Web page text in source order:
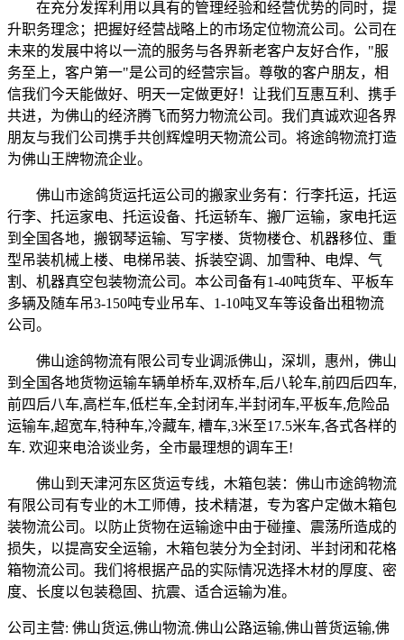
在充分发挥利用以具有的管理经验和经营优势的同时，提
升职务理念；把握好经营战略上的市场定位物流公司。公司在
未来的发展中将以一流的服务与各界新老客户友好合作， "服
务至上，客户第一"是公司的经营宗旨。尊敬的客户朋友，相
信我们今天能做好、明天一定做更好！让我们互惠互利、携手
共进，为佛山的经济腾飞而努力物流公司。我们真诚欢迎各界
朋友与我们公司携手共创辉煌明天物流公司。将途鸽物流打造
为佛山王牌物流企业。
佛山市途鸽货运托运公司的搬家业务有：行李托运，托运
行李、托运家电、托运设备、托运轿车、搬厂运输，家电托运
到全国各地，搬钢琴运输、写字楼、货物楼仓、机器移位、重
型吊装机械上楼、电梯吊装、拆装空调、加雪种、电焊、气
割、机器真空包装物流公司。本公司备有1-40吨货车、平板车
多辆及随车吊3-150吨专业吊车、 1-10吨叉车等设备出租物流
公司。
佛山途鸽物流有限公司专业调派佛山，深圳，惠州，佛山
到全国各地货物运输车辆单桥车,双桥车,后八轮车,前四后四车,
前四后八车,高栏车,低栏车,全封闭车,半封闭车,平板车,危险品
运输车,超宽车,特种车,冷藏车, 槽车,3米至17.5米车,各式各样的
车. 欢迎来电洽谈业务，全市最理想的调车王!
佛山到天津河东区货运专线，木箱包装：佛山市途鸽物流
有限公司有专业的木工师傅，技术精湛，专为客户定做木箱包
装物流公司。以防止货物在运输途中由于碰撞、震荡所造成的
损失，以提高安全运输，木箱包装分为全封闭、半封闭和花格
箱物流公司。我们将根据产品的实际情况选择木材的厚度、密
度、长度以包装稳固、抗震、适合运输为准。
公司主营: 佛山货运,佛山物流.佛山公路运输,佛山普货运输,佛